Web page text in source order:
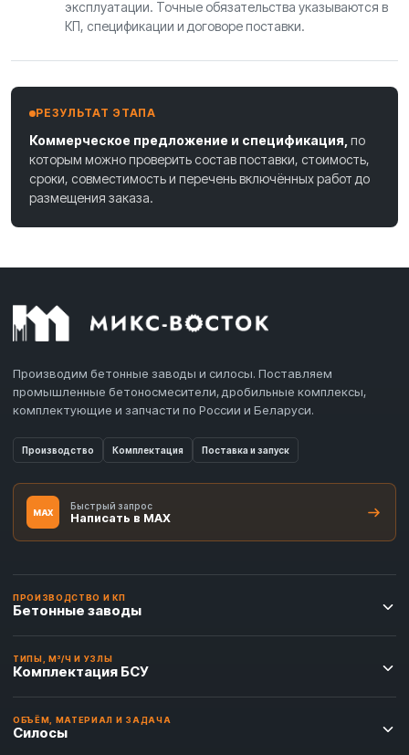
эксплуатации. Точные обязательства указываются в
КП, спецификации и договоре поставки.
РЕЗУЛЬТАТ ЭТАПА
Коммерческое предложение и спецификация, по
которым можно проверить состав поставки, стоимость,
сроки, совместимость и перечень включённых работ до
размещения заказа.
Производим бетонные заводы и силосы. Поставляем
промышленные бетоносмесители, дробильные комплексы,
комплектующие и запчасти по России и Беларуси.
Производство Комплектация Поставка и запуск
MAX
Быстрый запрос
Написать в MAX
ПРОИЗВОДСТВО И КП
Бетонные заводы
ТИПЫ, М³/Ч И УЗЛЫ
Комплектация БСУ
ОБЪЁМ, МАТЕРИАЛ И ЗАДАЧА
Силосы